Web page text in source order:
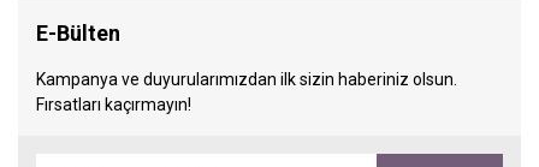
E-Bülten
Kampanya ve duyurularımızdan ilk sizin haberiniz olsun.
Fırsatları kaçırmayın!